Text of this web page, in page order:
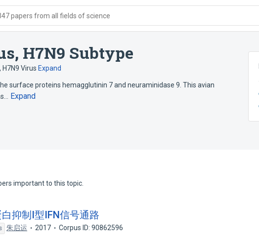
papers from all fields of science
H7N9 Subtype
, H7N9 Virus Expand
surface proteins hemagglutinin 7 and neuraminidase 9. This avian
Expand
important to this topic.
抑制I型IFN信号通路
朱启运 2017 Corpus ID: 90862596